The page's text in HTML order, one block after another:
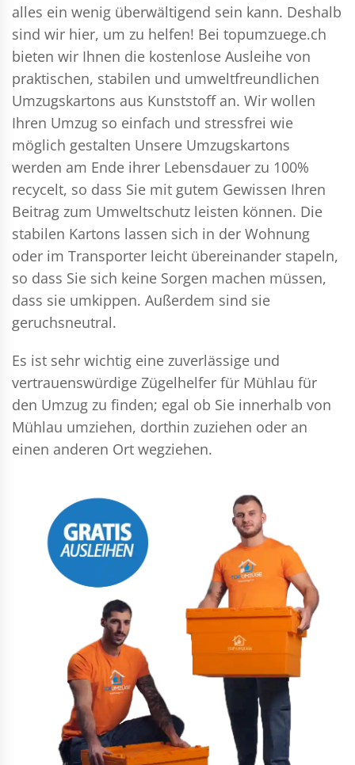
alles ein wenig überwältigend sein kann. Deshalb
sind wir hier, um zu helfen! Bei topumzuege.ch
bieten wir Ihnen die kostenlose Ausleihe von
praktischen, stabilen und umweltfreundlichen
Umzugskartons aus Kunststoff an. Wir wollen
Ihren Umzug so einfach und stressfrei wie
möglich gestalten Unsere Umzugskartons
werden am Ende ihrer Lebensdauer zu 100%
recycelt, so dass Sie mit gutem Gewissen Ihren
Beitrag zum Umweltschutz leisten können. Die
stabilen Kartons lassen sich in der Wohnung
oder im Transporter leicht übereinander stapeln,
so dass Sie sich keine Sorgen machen müssen,
dass sie umkippen. Außerdem sind sie
geruchsneutral.
Es ist sehr wichtig eine zuverlässige und
vertrauenswürdige Zügelhelfer für Mühlau für
den Umzug zu finden; egal ob Sie innerhalb von
Mühlau umziehen, dorthin zuziehen oder an
einen anderen Ort wegziehen.